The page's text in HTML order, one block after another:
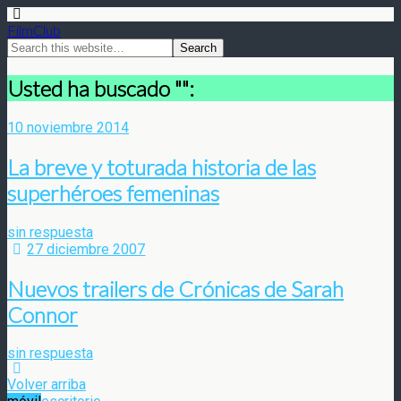
FilmClub
Usted ha buscado "":
10 noviembre 2014
La breve y toturada historia de las
superhéroes femeninas
sin respuesta
27 diciembre 2007
Nuevos trailers de Crónicas de Sarah
Connor
sin respuesta
Volver arriba